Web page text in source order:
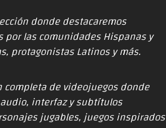
donde destacaremos
las comunidades Hispanas y
protagonistas Latinos y más.
completa de videojuegosdonde
interfaz y subtítulos
jugables,juegos inspirados